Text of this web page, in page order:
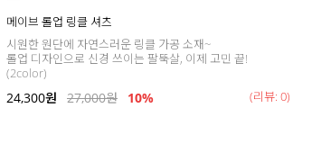
메이브 롤업 링클 셔츠
시원한 원단에 자연스러운 링클 가공 소재~
롤업 디자인으로 신경 쓰이는 팔뚝살, 이제 고민 끝!
(2color)
24,300원 27,000원 10% (리뷰: 0)